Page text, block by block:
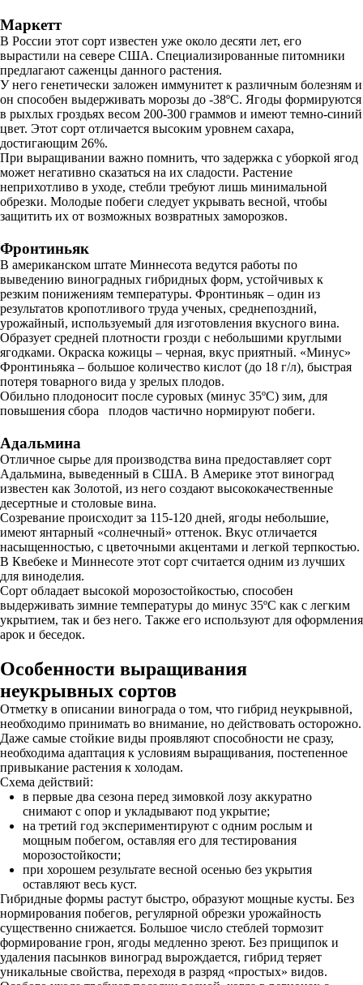
Маркетт
В России этот сорт известен уже около десяти лет, его
вырастили на севере США. Специализированные питомники
предлагают саженцы данного растения.
У него генетически заложен иммунитет к различным болезням и
он способен выдерживать морозы до -38ºC. Ягоды формируются
в рыхлых гроздьях весом 200-300 граммов и имеют темно-синий
цвет. Этот сорт отличается высоким уровнем сахара,
достигающим 26%.
При выращивании важно помнить, что задержка с уборкой ягод
может негативно сказаться на их сладости. Растение
неприхотливо в уходе, стебли требуют лишь минимальной
обрезки. Молодые побеги следует укрывать весной, чтобы
защитить их от возможных возвратных заморозков.
Фронтиньяк
В американском штате Миннесота ведутся работы по
выведению виноградных гибридных форм, устойчивых к
резким понижениям температуры. Фронтиньяк – один из
результатов кропотливого труда ученых, среднепоздний,
урожайный, используемый для изготовления вкусного вина.
Образует средней плотности грозди с небольшими круглыми
ягодками. Окраска кожицы – черная, вкус приятный. «Минус»
Фронтиньяка – большое количество кислот (до 18 г/л), быстрая
потеря товарного вида у зрелых плодов.
Обильно плодоносит после суровых (минус 35ºC) зим, для
повышения сбора плодов частично нормируют побеги.
Адальмина
Отличное сырье для производства вина предоставляет сорт
Адальмина, выведенный в США. В Америке этот виноград
известен как Золотой, из него создают высококачественные
десертные и столовые вина.
Созревание происходит за 115-120 дней, ягоды небольшие,
имеют янтарный «солнечный» оттенок. Вкус отличается
насыщенностью, с цветочными акцентами и легкой терпкостью.
В Квебеке и Миннесоте этот сорт считается одним из лучших
для виноделия.
Сорт обладает высокой морозостойкостью, способен
выдерживать зимние температуры до минус 35ºC как с легким
укрытием, так и без него. Также его используют для оформления
арок и беседок.
Особенности выращивания
неукрывных сортов
Отметку в описании винограда о том, что гибрид неукрывной,
необходимо принимать во внимание, но действовать осторожно.
Даже самые стойкие виды проявляют способности не сразу,
необходима адаптация к условиям выращивания, постепенное
привыкание растения к холодам.
Схема действий:
в первые два сезона перед зимовкой лозу аккуратно
снимают с опор и укладывают под укрытие;
на третий год экспериментируют с одним рослым и
мощным побегом, оставляя его для тестирования
морозостойкости;
при хорошем результате весной осенью без укрытия
оставляют весь куст.
Гибридные формы растут быстро, образуют мощные кусты. Без
нормирования побегов, регулярной обрезки урожайность
существенно снижается. Большое число стеблей тормозит
формирование грон, ягоды медленно зреют. Без прищипок и
удаления пасынков виноград вырождается, гибрид теряет
уникальные свойства, переходя в разряд «простых» видов.